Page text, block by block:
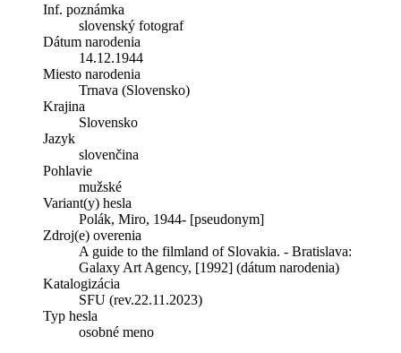
Inf. poznámka
slovenský fotograf
Dátum narodenia
14.12.1944
Miesto narodenia
Trnava (Slovensko)
Krajina
Slovensko
Jazyk
slovenčina
Pohlavie
mužské
Variant(y) hesla
Polák, Miro, 1944- [pseudonym]
Zdroj(e) overenia
A guide to the filmland of Slovakia. - Bratislava:
Galaxy Art Agency, [1992] (dátum narodenia)
Katalogizácia
SFU (rev.22.11.2023)
Typ hesla
osobné meno